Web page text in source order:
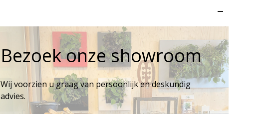
–
Bezoek onze showroom
Wij voorzien u graag van persoonlijk en deskundig
advies.